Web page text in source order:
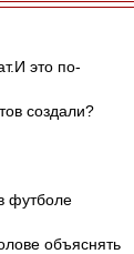
это по-
создали?
футболе
объяснять